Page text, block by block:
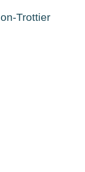
Trottier